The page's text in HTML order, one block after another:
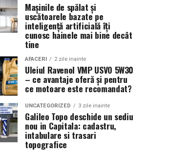
Mașinile de spălat și
uscătoarele bazate pe
inteligență artificială îți
cunosc hainele mai bine decât
tine
AFACERI 2 zile inainte
Uleiul Ravenol VMP USVO 5W30
– ce avantaje oferă și pentru
ce motoare este recomandat?
UNCATEGORIZED 3 zile inainte
Galileo Topo deschide un sediu
nou in Capitala: cadastru,
intabulare si trasari
topografice